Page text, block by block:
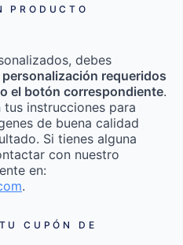
PRODUCTO
debes
requeridos
el botón correspondiente.
instrucciones para
de buena calidad
Si tienes alguna
con nuestro
en:
.
CUPÓN DE